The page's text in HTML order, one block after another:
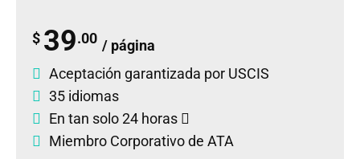
$ 39.00 / página
Aceptación garantizada por USCIS
35 idiomas
En tan solo 24 horas
Miembro Corporativo de ATA